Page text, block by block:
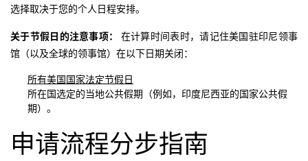
选择取决于您的个人日程安排。
关于节假日的注意事项：
在计算时间表时，请记住美国驻印尼领事
馆（以及全球的领事馆）在以下日期关闭：
所有美国国家法定节假日
所在国选定的当地公共假期（例如，印度尼西亚的国家公共假
期）。
申请流程分步指南